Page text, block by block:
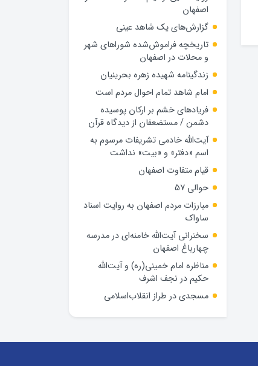
اصفهان
گزارش‌های یک شاهد عینی
تاریخچه فراموش‌شده شوراهای شهر
و محلات در اصفهان
زندگینامه شهيده زهره بحرينيان
امام شاهد تمام احوال مردم است
فریادهای خشم بر ارکان پوسیده
دشمن / مستضعفان از دیدگاه قرآن
آیت‌الله خادمی تشریفات مرسوم به
اسم «دفتر» و «بیت» نداشت
قیام متفاوت اصفهان
حوالی 57
مبارزات مردم اصفهان به روایت اسناد
ساواک
سخنرانی آیت‌الله خامنه‌ای در مدرسه
چهارباغ اصفهان
مناظره امام خمینی(ره) و آیت‌الله
حکیم در نجف اشرف
مسجدی در طراز انقلاب‌اسلامی